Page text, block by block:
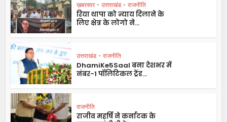
ख़बरसार • उत्तराखंड • राजनीति
रिया थापा को न्याय दिलाने के
लिए क्षेत्र के लोगो ने...
उत्तराखंड • राजनीति
DhamiKe5Saal बना देशभर में
नंबर-1 पॉलिटिकल ट्रेंड...
राजनीति
राजीव महर्षि ने कर्नाटक के